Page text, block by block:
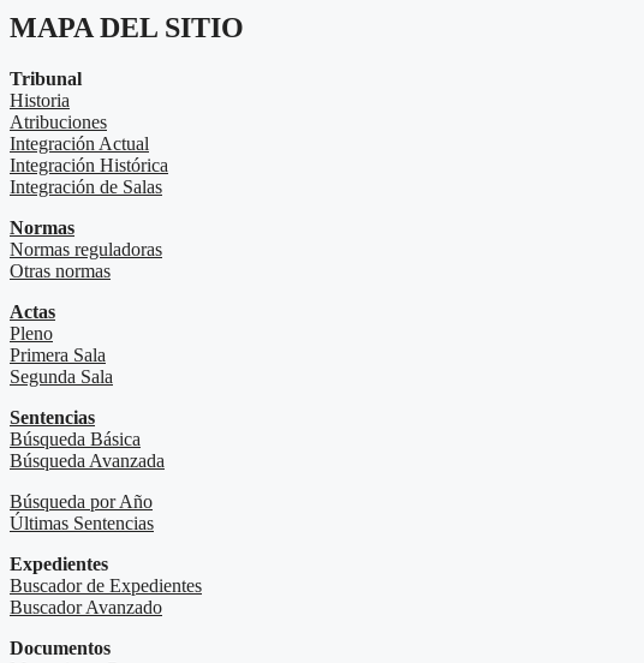
MAPA DEL SITIO
Tribunal
Historia
Atribuciones
Integración Actual
Integración Histórica
Integración de Salas
Normas
Normas reguladoras
Otras normas
Actas
Pleno
Primera Sala
Segunda Sala
Sentencias
Búsqueda Básica
Búsqueda Avanzada
Búsqueda por Año
Últimas Sentencias
Expedientes
Buscador de Expedientes
Buscador Avanzado
Documentos